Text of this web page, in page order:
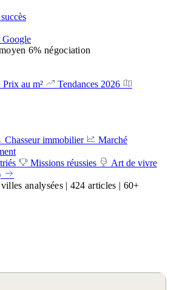
Google
6% négociation
Prix au m²
Tendances 2026
Chasseur immobilier
Marché
Missions réussies
Art de vivre
villes analysées | 424 articles | 60+